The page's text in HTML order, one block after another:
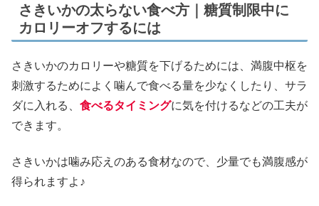
さきいかの太らない食べ方｜糖質制限中に
カロリーオフするには
さきいかのカロリーや糖質を下げるためには、満腹中枢を
刺激するためによく噛んで食べる量を少なくしたり、サラ
ダに入れる、 食べるタイミングに気を付けるなどの工夫が
できます。
さきいかは噛み応えのある食材なので、少量でも満腹感が
得られますよ♪